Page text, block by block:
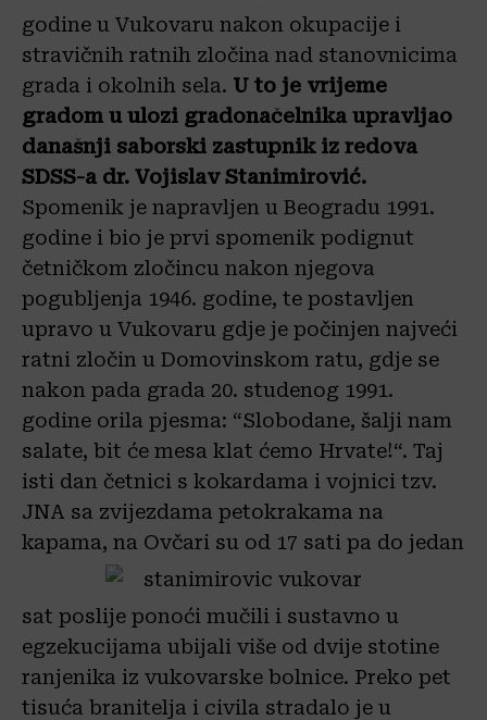
godine u Vukovaru nakon okupacije i
stravičnih ratnih zločina nad stanovnicima
grada i okolnih sela. U to je vrijeme
gradom u ulozi gradonačelnika upravljao
današnji saborski zastupnik iz redova
SDSS-a dr. Vojislav Stanimirović.
Spomenik je napravljen u Beogradu 1991.
godine i bio je prvi spomenik podignut
četničkom zločincu nakon njegova
pogubljenja 1946. godine, te postavljen
upravo u Vukovaru gdje je počinjen najveći
ratni zločin u Domovinskom ratu, gdje se
nakon pada grada 20. studenog 1991.
godine orila pjesma: “Slobodane, šalji nam
salate, bit će mesa klat ćemo Hrvate!“. Taj
isti dan četnici s kokardama i vojnici tzv.
JNA sa zvijezdama petokrakama na
kapama, na Ovčari su od 17 sati pa do jedan
sat poslije ponoći mučili i sustavno u
egzekucijama ubijali više od dvije stotine
ranjenika iz vukovarske bolnice. Preko pet
tisuća branitelja i civila stradalo je u